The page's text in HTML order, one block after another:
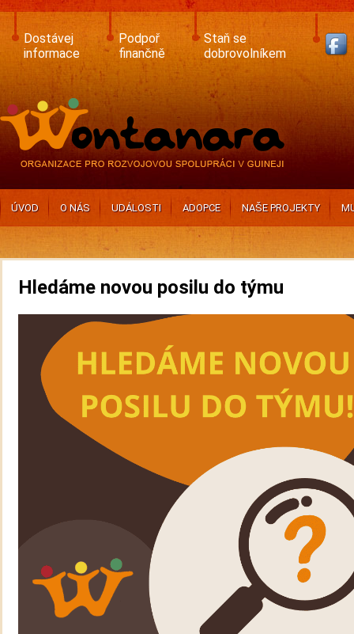
Skip
main
content
Dostávej
informace
Podpoř
finančně
Staň se
dobrovolníkem
ÚVOD O NÁS UDÁLOSTI ADOPCE NAŠE PROJEKTY
Hledáme novou posilu do týmu